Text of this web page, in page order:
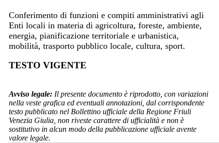
Conferimento di funzioni e compiti amministrativi agli
Enti locali in materia di agricoltura, foreste, ambiente,
energia, pianificazione territoriale e urbanistica,
mobilità, trasporto pubblico locale, cultura, sport.
TESTO VIGENTE
Avviso legale: Il presente documento è riprodotto, con variazioni
nella veste grafica ed eventuali annotazioni, dal corrispondente
testo pubblicato nel Bollettino ufficiale della Regione Friuli
Venezia Giulia, non riveste carattere di ufficialità e non è
sostitutivo in alcun modo della pubblicazione ufficiale avente
valore legale.